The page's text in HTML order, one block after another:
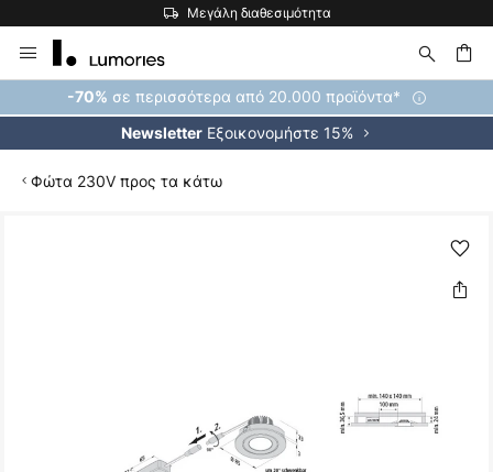
Μεγάλη διαθεσιμότητα
Μετάβαση
στο
περιεχόμενο
-70% σε περισσότερα από 20.000 προϊόντα*
Newsletter Εξοικονομήστε 15%
Φώτα 230V προς τα κάτω